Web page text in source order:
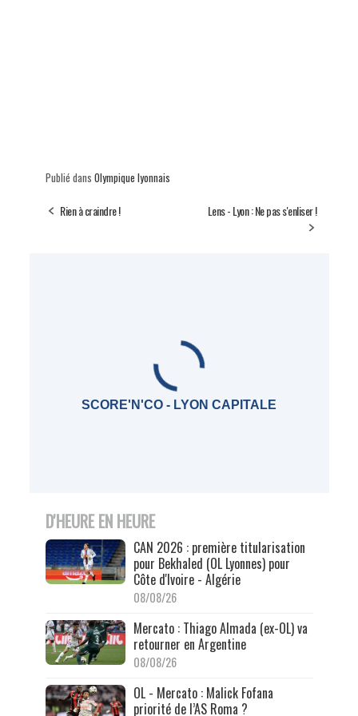
Publié dans Olympique lyonnais
Rien à craindre ! Lens - Lyon : Ne pas s'enliser !
SCORE'N'CO - LYON CAPITALE
D'HEURE EN HEURE
CAN 2026 : première titularisation
pour Bekhaled (OL Lyonnes) pour
Côte d'Ivoire - Algérie
08/08/26
Mercato : Thiago Almada (ex-OL) va
retourner en Argentine
08/08/26
OL - Mercato : Malick Fofana
priorité de l’AS Roma ?